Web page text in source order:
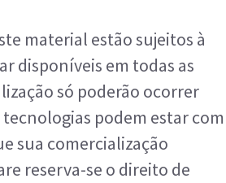
material estão sujeitos à
disponíveis em todas as
só poderão ocorrer
podem estar com
sua comercialização
reserva-se o direito de